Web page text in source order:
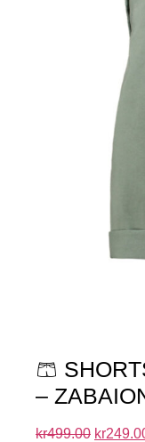
🩳
–
kr499.00 kr